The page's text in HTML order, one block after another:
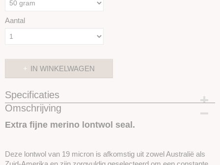
Aantal
IN WINKELWAGEN
Specificaties
Productcode
Omschrijving
Extra fijne merino lontwol seal.
Deze lontwol van 19 micron is afkomstig uit zowel Australië als